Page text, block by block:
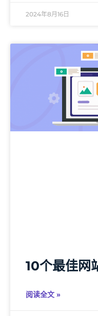
2024年8月16日
10个最佳网
阅读全文 »